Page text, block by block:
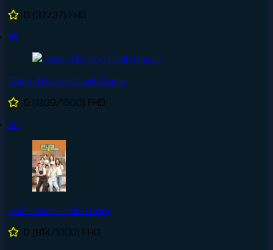
0 (37/37) FHD
#1
Thám Tử Lừng Danh Conan
0 (1209/1500) FHD
#2
Thử Thách Thần Tượng
0 (814/1000) FHD